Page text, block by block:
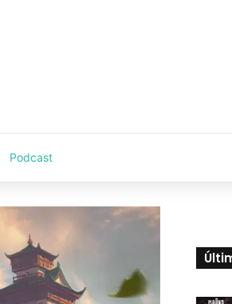
Podcast